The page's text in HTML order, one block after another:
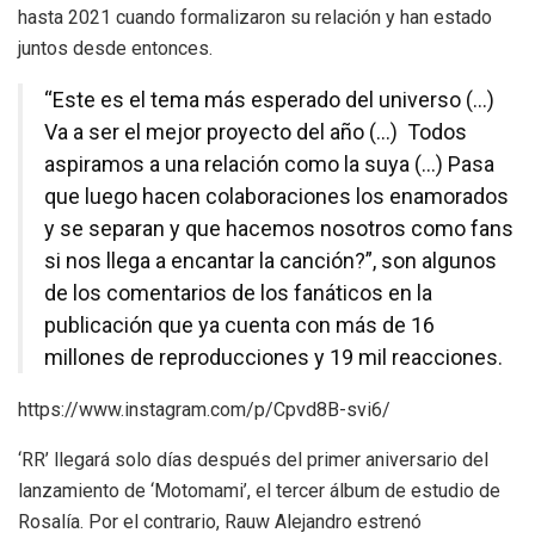
hasta 2021 cuando formalizaron su relación y han estado
juntos desde entonces.
“Este es el tema más esperado del universo (…)
Va a ser el mejor proyecto del año (…) Todos
aspiramos a una relación como la suya (…) Pasa
que luego hacen colaboraciones los enamorados
y se separan y que hacemos nosotros como fans
si nos llega a encantar la canción?”, son algunos
de los comentarios de los fanáticos en la
publicación que ya cuenta con más de 16
millones de reproducciones y 19 mil reacciones.
https://www.instagram.com/p/Cpvd8B-svi6/
‘RR’ llegará solo días después del primer aniversario del
lanzamiento de ‘Motomami’, el tercer álbum de estudio de
Rosalía. Por el contrario, Rauw Alejandro estrenó